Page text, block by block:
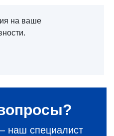
на ваше
наш специалист